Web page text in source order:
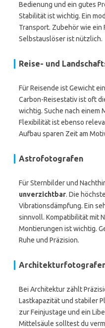
Bedienung und ein gutes
Stabilität ist wichtig. Ein
Transport. Zubehör wie ein
Selbstauslöser ist nützlich.
Reise- und
Für Reisende ist Gewicht
Carbon-Reisestativ ist oft
wichtig. Suche nach einem
Flexibilität ist ebenso
Aufbau sparen Zeit am
Astrofotografen
Für Sternbilder und
unverzichtbar. Die
Vibrationsdämpfung. Ein
sinnvoll. Kompatibilität mit
Montierungen ist wichtig.
Ruhe und Präzision.
Bei Architektur zählt
Lastkapazität und stabiler
zur Feinjustage und ein
Mittelsäule solltest du